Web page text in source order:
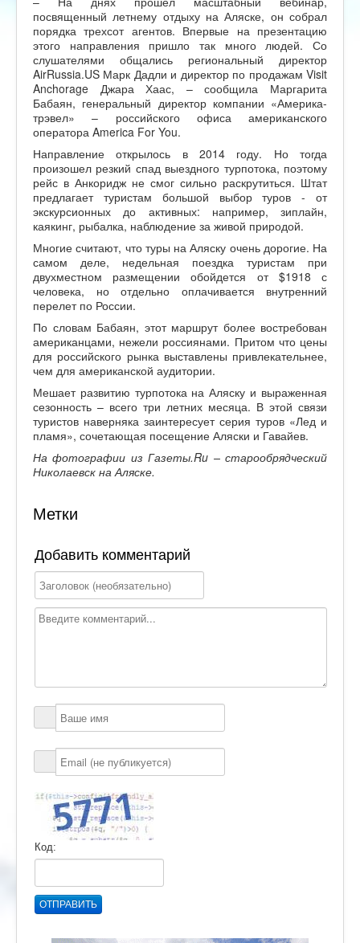
посвященный летнему отдыху на Аляске, он собрал
порядка трехсот агентов. Впервые на презентацию
этого направления пришло так много людей. Со
слушателями общались региональный директор
AirRussia.US Марк Дадли и директор по продажам Visit
Anchorage Джара Хаас, – сообщила Маргарита
Бабаян, генеральный директор компании «Америка-
трэвел» – российского офиса американского
оператора America For You.
Направление открылось в 2014 году. Но тогда
произошел резкий спад выездного турпотока, поэтому
рейс в Анкоридж не смог сильно раскрутиться. Штат
предлагает туристам большой выбор туров - от
экскурсионных до активных: например, зиплайн,
каякинг, рыбалка, наблюдение за живой природой.
Многие считают, что туры на Аляску очень дорогие. На
самом деле, недельная поездка туристам при
двухместном размещении обойдется от $1918 с
человека, но отдельно оплачивается внутренний
перелет по России.
По словам Бабаян, этот маршрут более востребован
американцами, нежели россиянами. Притом что цены
для российского рынка выставлены привлекательнее,
чем для американской аудитории.
Мешает развитию турпотока на Аляску и выраженная
сезонность – всего три летних месяца. В этой связи
туристов наверняка заинтересует серия туров «Лед и
пламя», сочетающая посещение Аляски и Гавайев.
На фотографии из Газеты.Ru – старообрядческий
Николаевск на Аляске.
Метки
Добавить комментарий
Код:
ОТПРАВИТЬ